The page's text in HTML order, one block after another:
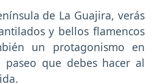
de La Guajira, verás
y bellos flamencos
un protagonismo en
que debes hacer al